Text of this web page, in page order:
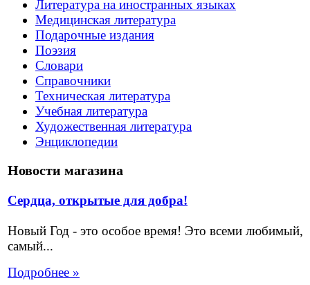
Литература на иностранных языках
Медицинская литература
Подарочные издания
Поэзия
Словари
Справочники
Техническая литература
Учебная литература
Художественная литература
Энциклопедии
Новости магазина
Сердца, открытые для добра!
Новый Год - это особое время! Это всеми любимый,
самый...
Подробнее »